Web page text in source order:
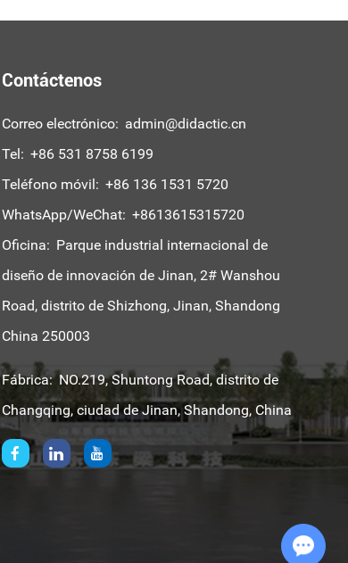
Contáctenos
Correo electrónico: admin@didactic.cn
Tel: +86 531 8758 6199
Teléfono móvil: +86 136 1531 5720
WhatsApp/WeChat: +8613615315720
Oficina: Parque industrial internacional de
diseño de innovación de Jinan, 2# Wanshou
Road, distrito de Shizhong, Jinan, Shandong
China 250003
Fábrica: NO.219, Shuntong Road, distrito de
Changqing, ciudad de Jinan, Shandong, China
Chat with Us